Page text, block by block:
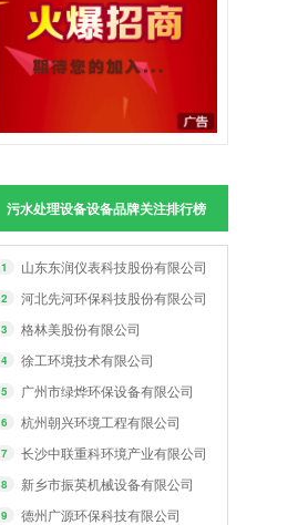
污水处理设备设备品牌关注排行榜
1 山东东润仪表科技股份有限公司
2 河北先河环保科技股份有限公司
3 格林美股份有限公司
4 徐工环境技术有限公司
5 广州市绿烨环保设备有限公司
6 杭州朝兴环境工程有限公司
7 长沙中联重科环境产业有限公司
8 新乡市振英机械设备有限公司
9 德州广源环保科技有限公司